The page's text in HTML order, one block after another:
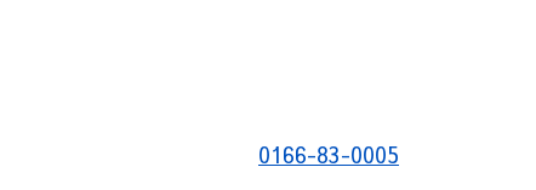
0166-83-0005